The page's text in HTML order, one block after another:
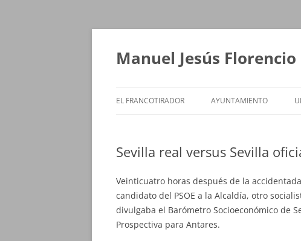
Saltar
Manuel Jesús Florencio
EL FRANCOTIRADOR AYUNTAMIENTO
Sevilla real versus Sevilla
Veinticuatro horas después de la
candidato del PSOE a la Alcaldía, otro
divulgaba el Barómetro Socioeconómico de
Prospectiva para Antares.